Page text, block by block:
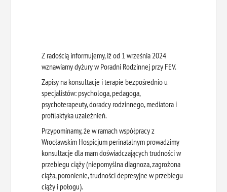
Z radością informujemy, iż od 1 września 2024
wznawiamy dyżury w Poradni Rodzinnej przy FEV.
Zapisy na konsultacje i terapie bezpośrednio u
specjalistów: psychologa, pedagoga,
psychoterapeuty, doradcy rodzinnego, mediatora i
profilaktyka uzależnień.
Przypominamy, że w ramach współpracy z
Wrocławskim Hospicjum perinatalnym prowadzimy
konsultacje dla mam doświadczających trudności w
przebiegu ciąży (niepomyślna diagnoza, zagrożona
ciąża, poronienie, trudności depresyjne w przebiegu
ciąży i połogu).